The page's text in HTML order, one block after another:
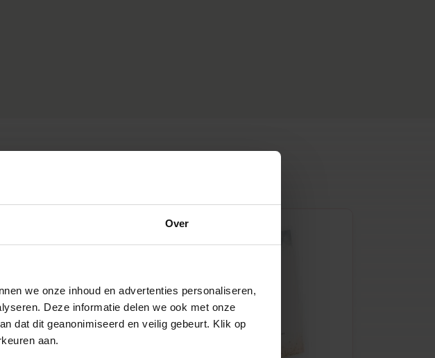
Over
we onze inhoud en advertenties personaliseren,
Deze informatie delen we ook met onze
dat dit geanonimiseerd en veilig gebeurt. Klik op
aan.